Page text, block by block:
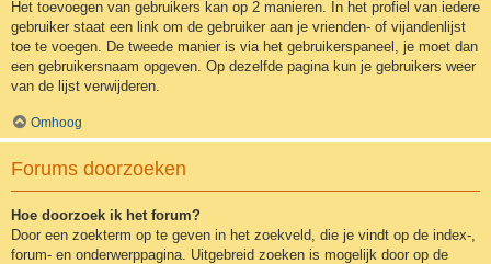
Het toevoegen van gebruikers kan op 2 manieren. In het profiel van iedere
gebruiker staat een link om de gebruiker aan je vrienden- of vijandenlijst
toe te voegen. De tweede manier is via het gebruikerspaneel, je moet dan
een gebruikersnaam opgeven. Op dezelfde pagina kun je gebruikers weer
van de lijst verwijderen.
Omhoog
Forums doorzoeken
Hoe doorzoek ik het forum?
Door een zoekterm op te geven in het zoekveld, die je vindt op de index-,
forum- en onderwerppagina. Uitgebreid zoeken is mogelijk door op de